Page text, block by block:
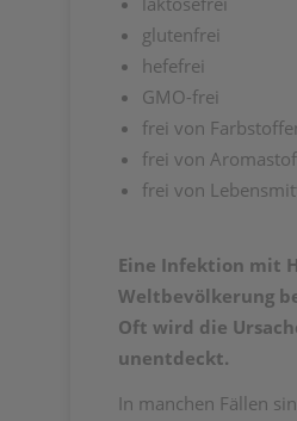
glutenfrei
hefefrei
GMO-frei
frei von
frei von
frei von
Eine Infektion mit
Weltbevölkerung
Oft wird die
unentdeckt.
In manchen Fällen